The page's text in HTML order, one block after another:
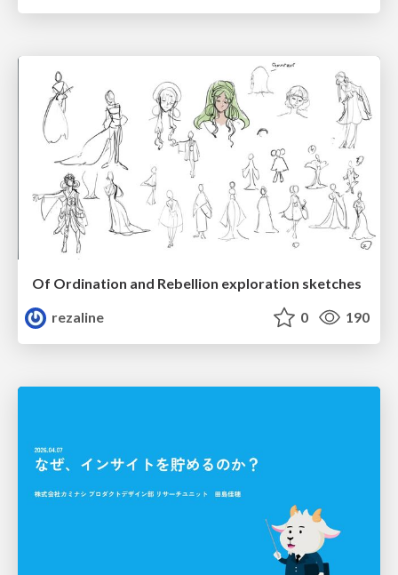
Of Ordination and Rebellion exploration sketches
rezaline
0 190